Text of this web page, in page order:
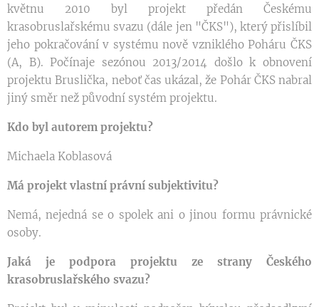
květnu 2010 byl projekt předán Českému
krasobruslařskému svazu (dále jen "ČKS"), který přislíbil
jeho pokračování v systému nově vzniklého Poháru ČKS
(A, B). Počínaje sezónou 2013/2014 došlo k obnovení
projektu Bruslička, neboť čas ukázal, že Pohár ČKS nabral
jiný směr než původní systém projektu.
Kdo byl autorem projektu?
Michaela Koblasová
Má projekt vlastní právní subjektivitu?
Nemá, nejedná se o spolek ani o jinou formu právnické
osoby.
Jaká je podpora projektu ze strany Českého
krasobruslařského svazu?